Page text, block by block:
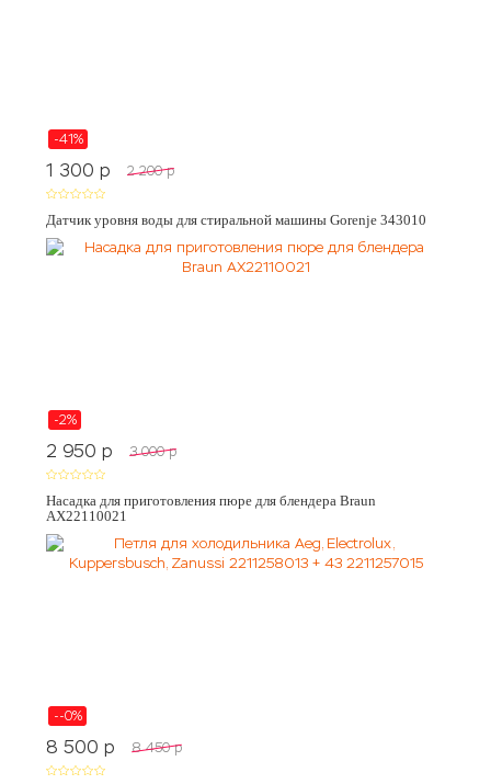
-41%
1 300 p 2 200 p
Датчик уровня воды для стиральной машины Gorenje 343010
-2%
2 950 p 3 000 p
Насадка для приготовления пюре для блендера Braun
AX22110021
--0%
8 500 p 8 450 p